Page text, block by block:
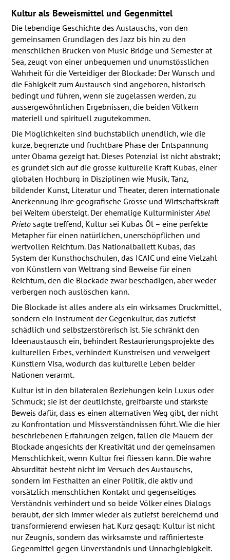
Kultur als Beweismittel und Gegenmittel
Die lebendige Geschichte des Austauschs, von den
gemeinsamen Grundlagen des Jazz bis hin zu den
menschlichen Brücken von Music Bridge und Semester at
Sea, zeugt von einer unbequemen und unumstösslichen
Wahrheit für die Verteidiger der Blockade: Der Wunsch und
die Fähigkeit zum Austausch sind angeboren, historisch
bedingt und führen, wenn sie zugelassen werden, zu
aussergewöhnlichen Ergebnissen, die beiden Völkern
materiell und spirituell zugutekommen.
Die Möglichkeiten sind buchstäblich unendlich, wie die
kurze, begrenzte und fruchtbare Phase der Entspannung
unter Obama gezeigt hat. Dieses Potenzial ist nicht abstrakt;
es gründet sich auf die grosse kulturelle Kraft Kubas, einer
globalen Hochburg in Disziplinen wie Musik, Tanz,
bildender Kunst, Literatur und Theater, deren internationale
Anerkennung ihre geografische Grösse und Wirtschaftskraft
bei Weitem übersteigt. Der ehemalige KulturministerAbel
Prietosagte treffend, Kultur sei Kubas Öl – eine perfekte
Metapher für einen natürlichen, unerschöpflichen und
wertvollen Reichtum. Das Nationalballett Kubas, das
System der Kunsthochschulen, das ICAICund eine Vielzahl
von Künstlern von Weltrang sind Beweise für einen
Reichtum, den die Blockade zwar beschädigen, aber weder
verbergen noch auslöschen kann.
Die Blockade ist alles andere als ein wirksames Druckmittel,
sondern ein Instrument der Gegenkultur, das zutiefst
schädlich und selbstzerstörerisch ist. Sie schränkt den
Ideenaustausch ein, behindert Restaurierungsprojekte des
kulturellen Erbes, verhindert Kunstreisen und verweigert
Künstlern Visa, wodurch das kulturelle Leben beider
Nationen verarmt.
Kultur ist in den bilateralen Beziehungen kein Luxus oder
Schmuck; sie ist der deutlichste, greifbarste und stärkste
Beweis dafür, dass es einen alternativen Weg gibt, der nicht
zu Konfrontation und Missverständnissen führt. Wie die hier
beschriebenen Erfahrungen zeigen, fallen die Mauern der
Blockade angesichts der Kreativität und der gemeinsamen
Menschlichkeit, wenn Kultur frei fliessen kann. Die wahre
Absurdität besteht nicht im Versuch des Austauschs,
sondern im Festhalten an einer Politik, die aktiv und
vorsätzlich menschlichen Kontakt und gegenseitiges
Verständnis verhindert und so beide Völker eines Dialogs
beraubt, der sich immer wieder als zutiefst bereichernd und
transformierend erwiesen hat. Kurz gesagt: Kultur ist nicht
nur Zeugnis, sondern das wirksamste und raffinierteste
Gegenmittel gegen Unverständnis und Unnachgiebigkeit.